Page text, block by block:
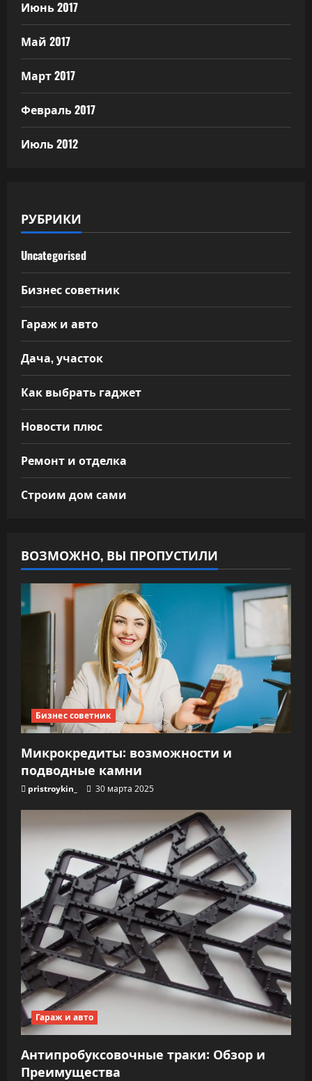
Июнь 2017
Май 2017
Март 2017
Февраль 2017
Июль 2012
РУБРИКИ
Uncategorised
Бизнес советник
Гараж и авто
Дача, участок
Как выбрать гаджет
Новости плюс
Ремонт и отделка
Строим дом сами
ВОЗМОЖНО, ВЫ ПРОПУСТИЛИ
Бизнес советник
Микрокредиты: возможности и
подводные камни
pristroykin_ 30 марта 2025
Гараж и авто
Антипробуксовочные траки: Обзор и
Преимущества